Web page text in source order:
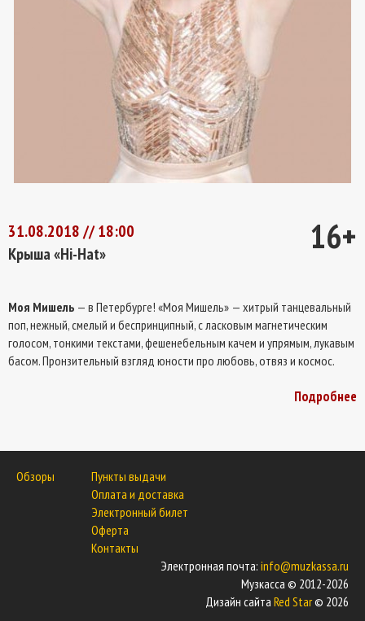
16+
31.08.2018 // 18:00
Крыша «Hi-Hat»
Моя Мишель — в Петербурге! «Моя Мишель» — хитрый танцевальный
поп, нежный, смелый и беспринципный, с ласковым магнетическим
голосом, тонкими текстами, фешенебельным качем и упрямым, лукавым
басом. Пронзительный взгляд юности про любовь, отвяз и космос.
Подробнее
Обзоры
Пункты выдачи
Оплата и доставка
Электронный билет
Оферта
Контакты
Электронная почта: info@muzkassa.ru
Музкасса © 2012-2026
Дизайн сайта Red Star© 2026